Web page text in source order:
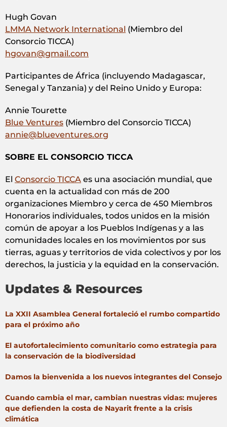
Hugh Govan
LMMA Network International (Miembro del
Consorcio TICCA)
hgovan@gmail.com
Participantes de África (incluyendo Madagascar,
Senegal y Tanzania) y del Reino Unido y Europa:
Annie Tourette
Blue Ventures (Miembro del Consorcio TICCA)
annie@blueventures.org
SOBRE EL CONSORCIO TICCA
El Consorcio TICCA es una asociación mundial, que
cuenta en la actualidad con más de 200
organizaciones Miembro y cerca de 450 Miembros
Honorarios individuales, todos unidos en la misión
común de apoyar a los Pueblos Indígenas y a las
comunidades locales en los movimientos por sus
tierras, aguas y territorios de vida colectivos y por los
derechos, la justicia y la equidad en la conservación.
Updates & Resources
La XXII Asamblea General fortaleció el rumbo compartido
para el próximo año
El autofortalecimiento comunitario como estrategia para
la conservación de la biodiversidad
Damos la bienvenida a los nuevos integrantes del Consejo
Cuando cambia el mar, cambian nuestras vidas: mujeres
que defienden la costa de Nayarit frente a la crisis
climática